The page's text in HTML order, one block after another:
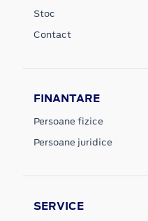
Stoc
Contact
FINANTARE
Persoane fizice
Persoane juridice
SERVICE